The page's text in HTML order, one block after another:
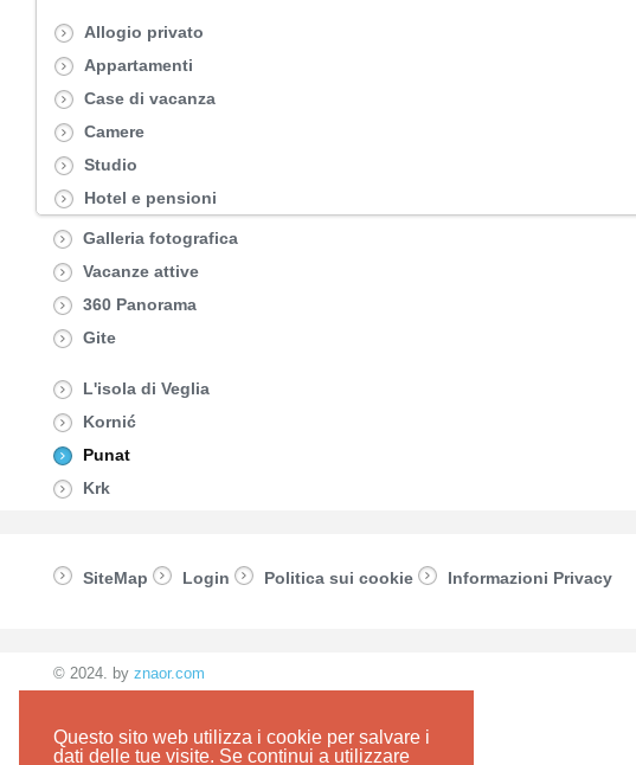
Questo sito web utilizza i cookie per salvare i
dati delle tue visite. Se continui a utilizzare
Allogio privato
Appartamenti
Case di vacanza
Camere
Studio
Hotel e pensioni
Galleria fotografica
Vacanze attive
360 Panorama
Gite
L'isola di Veglia
Kornić
Punat
Krk
SiteMap Login Politica sui cookie Informazioni Privacy
© 2024. by znaor.com